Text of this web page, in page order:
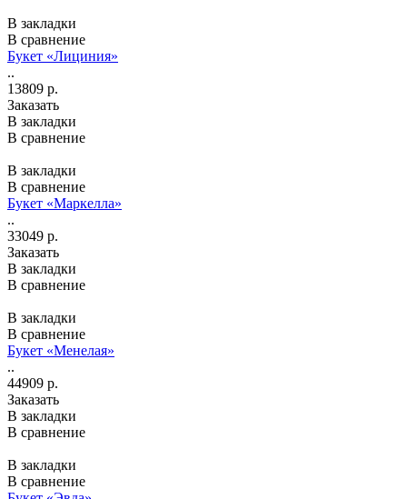
В закладки
В сравнение
Букет «Лициния»
..
13809 р.
Заказать
В закладки
В сравнение
В закладки
В сравнение
Букет «Маркелла»
..
33049 р.
Заказать
В закладки
В сравнение
В закладки
В сравнение
Букет «Менелая»
..
44909 р.
Заказать
В закладки
В сравнение
В закладки
В сравнение